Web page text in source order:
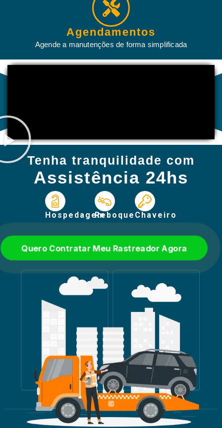
Agendamentos
Agende a manutenções de forma simplificada
Tenha tranquilidade com
Assistência 24hs
HospedagemReboque Chaveiro
Quero Contratar Meu Rastreador Agora